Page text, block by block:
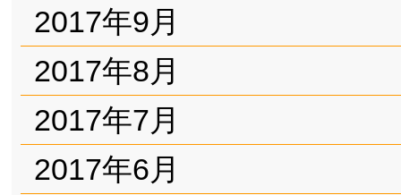
2017年9月
2017年8月
2017年7月
2017年6月